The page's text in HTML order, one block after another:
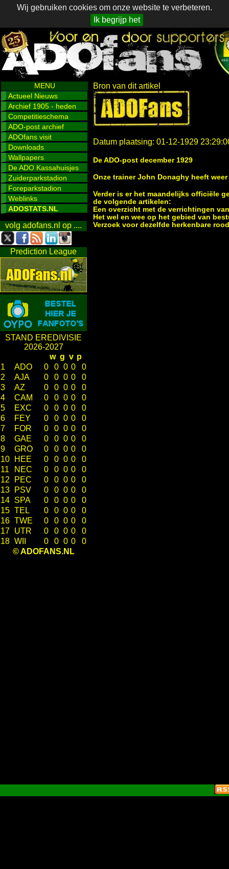
Wij gebruiken cookies om onze website te verbeteren.
Ik begrijp het
MENU
Actueel Nieuws
Archief 1905 - heden
Competitieschema
ADO-post archief
ADOfans visit
Downloads
Wallpapers
De ADO Kassahuisjes
Zuiderparkstadion
Foreparkstadion
Weblinks
ADOSTATS.NL
volg adofans.nl op ....
Prediction League
STAND EREDIVISIE
2026-2027
w g v p
1
ADO 0 0 0 0
0
2
AJA 0 0 0 0
0
3
AZ 0 0 0 0
0
4
CAM 0 0 0 0
0
5
EXC 0 0 0 0
0
6
FEY 0 0 0 0
0
7
FOR 0 0 0 0
0
8
GAE 0 0 0 0
0
9
GRO 0 0 0 0
0
10
HEE 0 0 0 0
0
11
NEC 0 0 0 0
0
12
PEC 0 0 0 0
0
13
PSV 0 0 0 0
0
14 SPA 0 0 0 0
0
15 TEL 0 0 0 0
0
16 TWE 0 0 0 0
0
17 UTR 0 0 0 0
0
18 WII 0 0 0 0
0
© ADOFANS.NL
Bron van dit artikel
Datum plaatsing: 01-12-1929
De ADO-post december 1929
Onze trainer John Donaghy heeft
Verder is er het maandelijks officiële
de volgende artikelen:
Een overzicht met de verrichtingen
Het wel en wee op het gebied van
Verzoek voor dezelfde herkenbare